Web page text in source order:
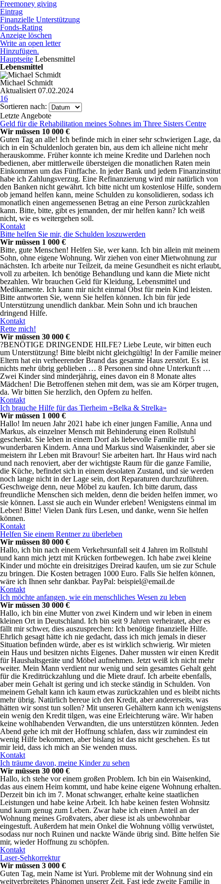
Freemoney giving
Eintrag
Finanzielle Unterstützung
Fonds-Rating
Anzeige löschen
Write an open letter
Hinzufügen.
Hauptseite Lebensmittel
Lebensmittel
Michael Schmidt
Aktualisiert 07.02.2024
16
Sortieren nach:
Letzte Angebote
Geld für die Rehabilitation meines Sohnes im Three Sisters Centre
Wir müssen 10 000 €
Guten Tag an alle! Ich befinde mich in einer sehr schwierigen Lage, da
ich in ein Schuldenloch geraten bin, aus dem ich alleine nicht mehr
herauskomme. Früher konnte ich meine Kredite und Darlehen noch
bedienen, aber mittlerweile übersteigen die monatlichen Raten mein
Einkommen um das Fünffache. In jeder Bank und jedem Finanzinstitut
habe ich Zahlungsverzug. Eine Refinanzierung wird mir natürlich von
den Banken nicht gewährt. Ich bitte nicht um kostenlose Hilfe, sondern
ob jemand helfen kann, meine Schulden zu konsolidieren, sodass ich
monatlich einen angemessenen Betrag an eine Person zurückzahlen
kann. Bitte, bitte, gibt es jemanden, der mir helfen kann? Ich weiß
nicht, wie es weitergehen soll.
Kontakt
Bitte helfen Sie mir, die Schulden loszuwerden
Wir müssen 1 000 €
Bitte, gute Menschen! Helfen Sie, wer kann. Ich bin allein mit meinem
Sohn, ohne eigene Wohnung. Wir ziehen von einer Mietwohnung zur
nächsten. Ich arbeite nur Teilzeit, da meine Gesundheit es nicht erlaubt,
voll zu arbeiten. Ich benötige Behandlung und kann die Miete nicht
bezahlen. Wir brauchen Geld für Kleidung, Lebensmittel und
Medikamente. Ich kann mir nicht einmal Obst für mein Kind leisten.
Bitte antworten Sie, wenn Sie helfen können. Ich bin für jede
Unterstützung unendlich dankbar. Mein Sohn und ich brauchen
dringend Hilfe.
Kontakt
Rette mich!
Wir müssen 30 000 €
?BENÖTIGE DRINGENDE HILFE? Liebe Leute, wir bitten euch
um Unterstützung! Bitte bleibt nicht gleichgültig! In der Familie meiner
Eltern hat ein verheerender Brand das gesamte Haus zerstört. Es ist
nichts mehr übrig geblieben … 8 Personen sind ohne Unterkunft …
Zwei Kinder sind minderjährig, eines davon ein 8 Monate altes
Mädchen! Die Betroffenen stehen mit dem, was sie am Körper trugen,
da. Wir bitten Sie herzlich, den Opfern zu helfen.
Kontakt
Ich brauche Hilfe für das Tierheim «Belka & Strelka»
Wir müssen 1 000 €
Hallo! Im neuen Jahr 2021 habe ich einer jungen Familie, Anna und
Markus, als einzelner Mensch mit Behinderung einen Rollstuhl
geschenkt. Sie leben in einem Dorf als liebevolle Familie mit 5
wunderbaren Kindern. Anna und Markus sind Waisenkinder, aber sie
meistern ihr Leben mit Bravour! Sie arbeiten hart. Ihr Haus wird nach
und nach renoviert, aber der wichtigste Raum für die ganze Familie,
die Küche, befindet sich in einem desolaten Zustand, und sie werden
noch lange nicht in der Lage sein, dort Reparaturen durchzuführen.
Geschweige denn, neue Möbel zu kaufen. Ich bitte darum, dass
freundliche Menschen sich melden, denn die beiden helfen immer, wo
sie können. Lasst sie auch ein Wunder erleben! Wenigstens einmal im
Leben! Bitte! Vielen Dank fürs Lesen, und danke, wenn Sie helfen
können.
Kontakt
Helfen Sie einem Rentner zu überleben
Wir müssen 80 000 €
Hallo, ich bin nach einem Verkehrsunfall seit 4 Jahren im Rollstuhl
und kann mich jetzt mit Krücken fortbewegen. Ich habe zwei kleine
Kinder und möchte ein dreisitziges Dreirad kaufen, um sie zur Schule
zu bringen. Die Kosten betragen 1000 Euro. Falls Sie helfen können,
wäre ich Ihnen sehr dankbar. PayPal: beispiel@email.de
Kontakt
Ich möchte anfangen, wie ein menschliches Wesen zu leben
Wir müssen 30 000 €
Hallo, ich bin eine Mutter von zwei Kindern und wir leben in einem
kleinen Ort in Deutschland. Ich bin seit 9 Jahren verheiratet, aber es
fällt mir schwer, dies auszusprechen: Ich benötige finanzielle Hilfe.
Ehrlich gesagt hätte ich nie gedacht, dass ich mich jemals in dieser
Situation befinden würde, aber es ist wirklich schwierig. Wir mieten
ein Haus und besitzen nichts Eigenes. Daher mussten wir einen Kredit
für Haushaltsgeräte und Möbel aufnehmen. Jetzt weiß ich nicht mehr
weiter. Mein Mann verdient nur wenig und sein gesamtes Gehalt geht
für die Kreditrückzahlung und die Miete drauf. Ich arbeite ebenfalls,
aber mein Gehalt ist gering und ich stecke ständig in Schulden. Von
meinem Gehalt kann ich kaum etwas zurückzahlen und es bleibt nichts
mehr übrig. Natürlich bereue ich den Kredit, aber andererseits, was
hätten wir sonst tun sollen? Mit unseren Gehältern kann ich wenigstens
ein wenig den Kredit tilgen, was eine Erleichterung wäre. Wir haben
keine wohlhabenden Verwandten, die uns unterstützen könnten. Jeden
Abend gehe ich mit der Hoffnung schlafen, dass wir zumindest ein
wenig Hilfe bekommen, aber bislang ist das nicht geschehen. Es tut
mir leid, dass ich mich an Sie wenden muss.
Kontakt
Ich träume davon, meine Kinder zu sehen
Wir müssen 30 000 €
Hallo, ich stehe vor einem großen Problem. Ich bin ein Waisenkind,
das aus einem Heim kommt, und habe keine eigene Wohnung erhalten.
Derzeit bin ich im 7. Monat schwanger, erhalte keine staatlichen
Leistungen und habe keine Arbeit. Ich habe keinen festen Wohnsitz
und kaum genug zum Leben. Zwar habe ich einen Anteil an der
Wohnung meines Großvaters, aber diese ist als unbewohnbar
eingestuft. Außerdem hat mein Onkel die Wohnung völlig verwüstet,
sodass nur noch Ruinen und nackte Wände übrig sind. Bitte helfen Sie
mir, wieder Hoffnung zu schöpfen.
Kontakt
Laser-Sehkorrektur
Wir müssen 3 000 €
Guten Tag, mein Name ist Yuri. Probleme mit der Wohnung sind ein
weitverbreitetes Phänomen unserer Zeit. Fast jede zweite Familie in